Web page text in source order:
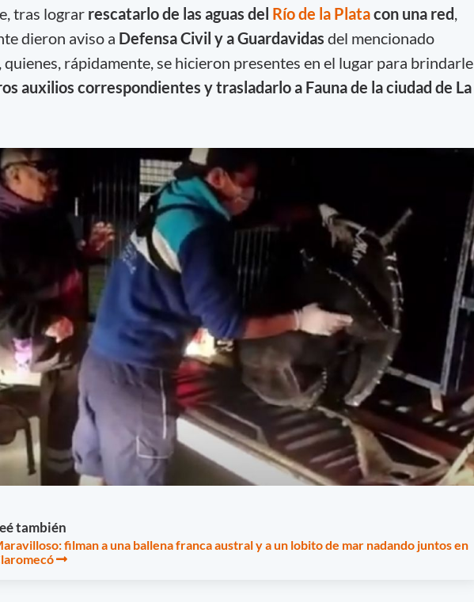
tras lograr rescatarlo de las aguas del Río de la Platacon una red
dieron aviso a Defensa Civil y a Guardavidas del mencionado
rápidamente, se hicieron presentes en el lugar para brindarle
auxilios correspondientes y trasladarlo a Fauna de la ciudad de La
también
filman a una ballena franca austral y a un lobito de mar nadando juntos en